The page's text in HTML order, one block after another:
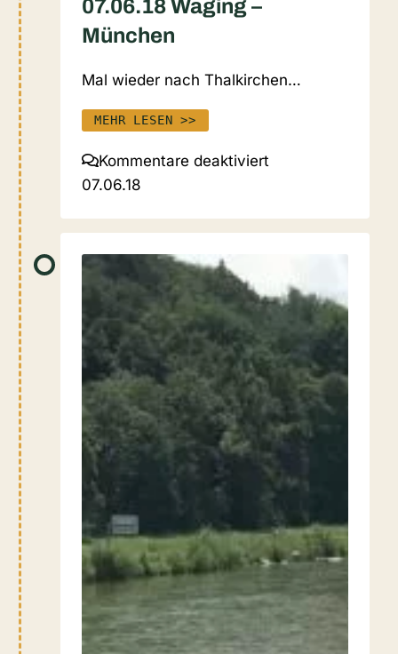
07.06.18 Waging –
München
Mal wieder nach Thalkirchen…
MEHR LESEN >>
Kommentare deaktiviert
–
07.06.18